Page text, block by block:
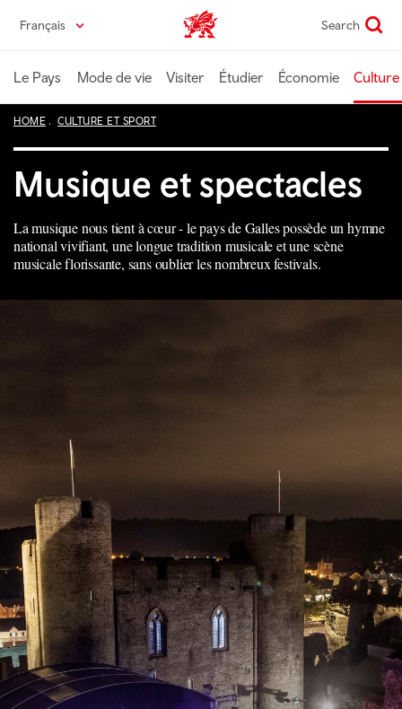
principal
Français Wales home Search
Le Pays Mode de vie Visiter Étudier Économie
HOME CULTURE ET SPORT
Musique et spectacles
La musique nous tient à cœur - le pays de Galles possède un hymne
national vivifiant, une longue tradition musicale et une scène
musicale florissante, sans oublier les nombreux festivals.